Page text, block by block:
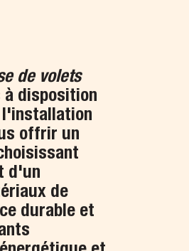
de volets
disposition
l'installation
offrir un
d'un
de
durable et